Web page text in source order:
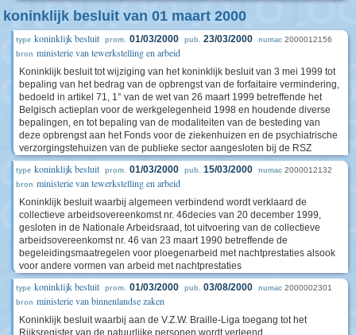
koninklijk besluit van 01 maart 2000
type koninklijk besluit prom. 01/03/2000 pub. 23/03/2000 numac 2000012156
bron ministerie van tewerkstelling en arbeid
Koninklijk besluit tot wijziging van het koninklijk besluit van 3 mei 1999 tot
bepaling van het bedrag van de opbrengst van de forfaitaire vermindering,
bedoeld in artikel 71, 1° van de wet van 26 maart 1999 betreffende het
Belgisch actieplan voor de werkgelegenheid 1998 en houdende diverse
bepalingen, en tot bepaling van de modaliteiten van de besteding van
deze opbrengst aan het Fonds voor de ziekenhuizen en de psychiatrische
verzorgingstehuizen van de publieke sector aangesloten bij de RSZ
type koninklijk besluit prom. 01/03/2000 pub. 15/03/2000 numac 2000012132
bron ministerie van tewerkstelling en arbeid
Koninklijk besluit waarbij algemeen verbindend wordt verklaard de
collectieve arbeidsovereenkomst nr. 46decies van 20 december 1999,
gesloten in de Nationale Arbeidsraad, tot uitvoering van de collectieve
arbeidsovereenkomst nr. 46 van 23 maart 1990 betreffende de
begeleidingsmaatregelen voor ploegenarbeid met nachtprestaties alsook
voor andere vormen van arbeid met nachtprestaties
type koninklijk besluit prom. 01/03/2000 pub. 03/08/2000 numac 2000002301
bron ministerie van binnenlandse zaken
Koninklijk besluit waarbij aan de V.Z.W. Braille-Liga toegang tot het
Rijksregister van de natuurlijke personen wordt verleend